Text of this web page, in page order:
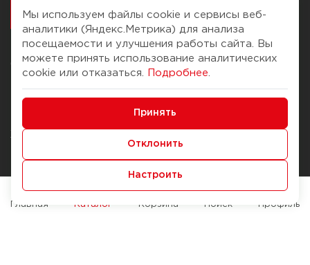
О компании
История Компании
Журнал
Наши марки
Брендирование
Помощь
Доставка и оплата
Способы оплаты
Служба контроля качества
Мы используем файлы cookie и сервисы веб-
аналитики (Яндекс.Метрика) для анализа
посещаемости и улучшения работы сайта. Вы
можете принять использование аналитических
cookie или отказаться.
Подробнее
Принять
Отклонить
Настроить
Главная Каталог Корзина Поиск Профиль